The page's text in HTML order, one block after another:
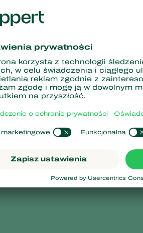
opuszczeniu
Drapieżne roztocza
wysysają ich wnętrzności.